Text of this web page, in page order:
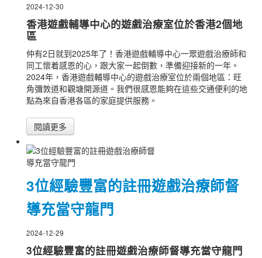
2024-12-30
香港遊戲輔導中心的遊戲治療室位於香港2個地
區
仲有2日就到2025年了！香港遊戲輔導中心一眾遊戲治療師和
同工懷着感恩的心，跟大家一起倒數，準備迎接新的一年。
2024年，香港遊戲輔導中心的遊戲治療室位於兩個地區：旺
角彌敦道和觀塘開源道。我們很感恩能夠在這些交通便利的地
點為來自香港各區的家庭提供服務。
閱讀更多
3位經驗豐富的註冊遊戲治療師督
導充當守龍門
2024-12-29
3位經驗豐富的註冊遊戲治療師督導充當守龍門